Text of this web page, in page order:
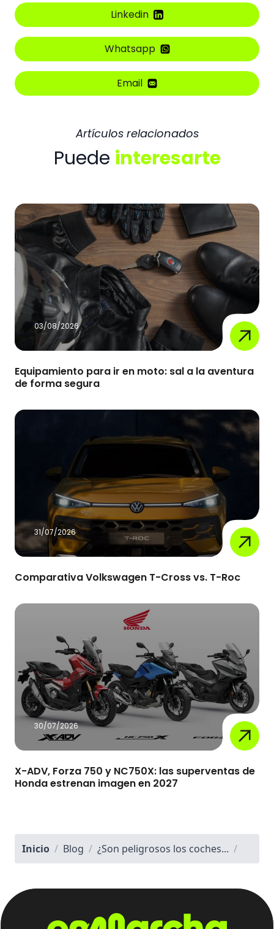
Linkedin
Whatsapp
Email
Artículos relacionados
Puede interesarte
03/08/2026
Equipamiento para ir en moto: sal a la aventura
de forma segura
31/07/2026
Comparativa Volkswagen T-Cross vs. T-Roc
30/07/2026
X-ADV, Forza 750 y NC750X: las superventas de
Honda estrenan imagen en 2027
Inicio / Blog / ¿Son peligrosos los coches... /